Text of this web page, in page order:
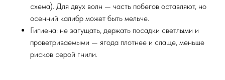
схема). Для двух волн — часть побегов оставляют, но
осенний калибр может быть мельче.
Гигиена: не загущать, держать посадки светлыми и
проветриваемыми — ягода плотнее и слаще, меньше
рисков серой гнили.